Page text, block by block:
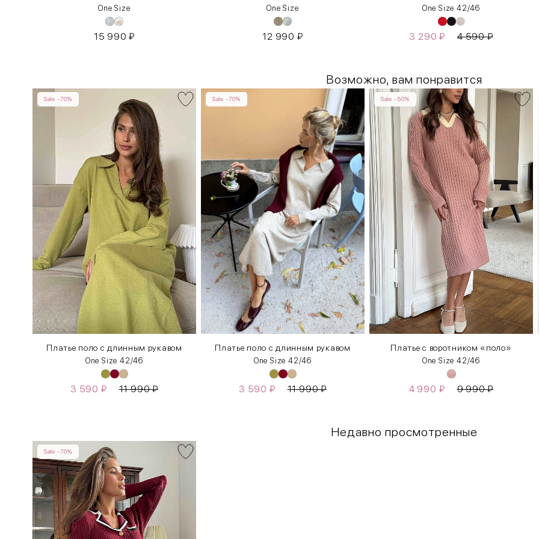
One Size
15 990₽
One Size
12 990 ₽
One Size 42/46
3 290₽ 4 590₽
Возможно, вам понравится
Sale -70%
Платье поло с длинным рукавом
One Size 42/46
3 590 ₽ 11 990₽
Sale -70%
Платье поло с длинным рукавом
One Size 42/46
3 590 ₽ 11 990₽
Sale -50%
Платье с воротником «поло»
One Size 42/46
4 990 ₽ 9 990₽
Недавно просмотренные
Sale -70%
INT RUS